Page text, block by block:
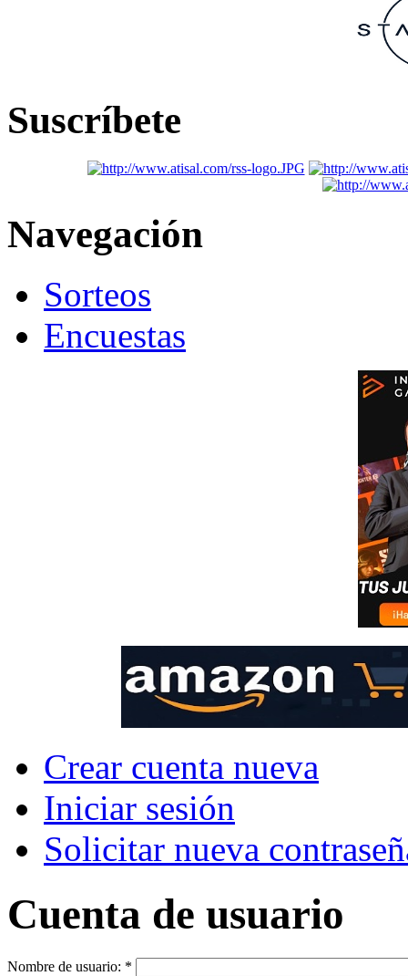
Suscríbete
Navegación
Sorteos
Encuestas
Crear cuenta nueva
Iniciar sesión
Solicitar nueva
Cuenta de usuario
Nombre de usuario: *